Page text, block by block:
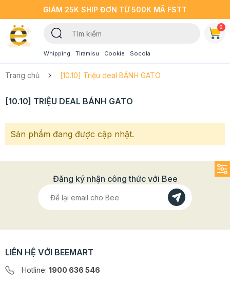
GIẢM 25K SHIP ĐƠN TỪ 500K MÃ FSTT
Whipping Tiramisu Cookie Socola
0
Trang chủ [10.10] Triệu deal BÁNH GATO
[10.10] TRIỆU DEAL BÁNH GATO
Sản phẩm đang được cập nhật.
Đăng ký nhận công thức với Bee
LIÊN HỆ VỚI BEEMART
Hotline: 1900 636 546